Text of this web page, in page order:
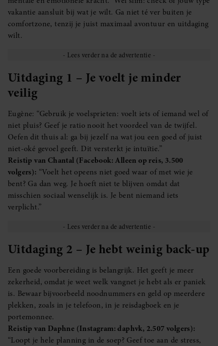
vakantie aansluit bij wat je wilt. Ga niet té ver buiten je
comfortzone, tenzij je juist maximaal avontuur en uitdaging
wilt.
Uitdaging 1 – Je voelt je minder
veilig
Eugène: “Gebruik je voelsprieten: voelt iets of iemand wel of
niet pluis? Geef je ratio nooit het voordeel van de twijfel.
Oefen dit thuis al: ga bij jezelf na wat jou een goed of juist
niet-oké gevoel geeft. Dit versterkt je intuïtie.”
Reistip van Chantal (Facebook: Alleen op reis, 3.500
volgers): “Voelt het opeens niet goed waar of met wie je
bent? Ga dan weg. Je hoeft niet te blijven omdat dat
misschien sociaal wenselijk is. Je bent niemand iets
verplicht.”
Uitdaging 2 – Je hebt weinig back-up
Een goede voorbereiding is belangrijk. Het geeft je meer
zekerheid, omdat je weet welk vangnet je hebt als er paniek
is. Bewaar bijvoorbeeld noodnummers en geld op meerdere
plekken, zoals in je telefoon, in je reisdagboek en je
portemonnee.
Reistip van Daphne (Instagram: daphvk, 2.507 volgers):
“Loopt je hele planning in de soep? Geef toe aan de stress,